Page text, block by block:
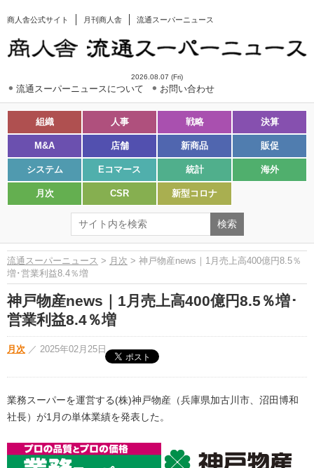
商人舎公式サイト 月刊商人舎 流通スーパーニュース
2026.08.07 (Fri)
流通スーパーニュースについて お問い合わせ
組織 人事 戦略 決算
M&A 店舗 新商品 販促
システム Eコマース 統計 海外
月次 CSR 新型コロナ
流通スーパーニュース > 月次 > 神戸物産news｜1月売上高400億円8.5％
増･営業利益8.4％増
神戸物産news｜1月売上高400億円8.5％増･
営業利益8.4％増
月次 ／ 2025年02月25日
業務スーパーを運営する(株)神戸物産（兵庫県加古川市、沼田博和
社長）が1月の単体業績を発表した。